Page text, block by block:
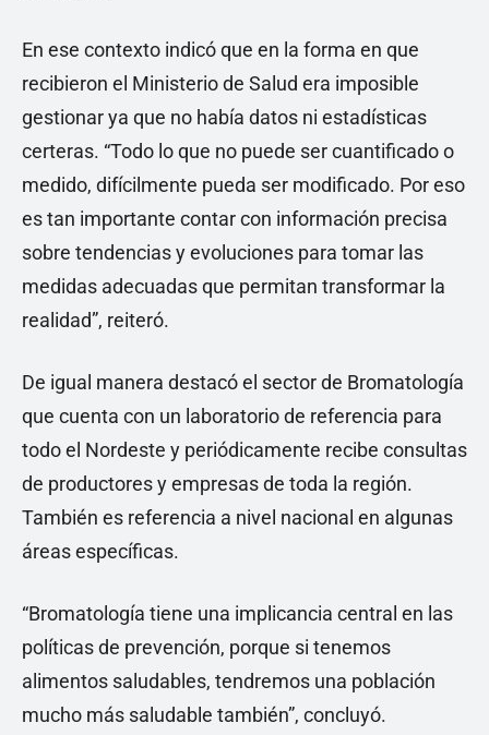
En ese contexto indicó que en la forma en que
recibieron el Ministerio de Salud era imposible
gestionar ya que no había datos ni estadísticas
certeras. “Todo lo que no puede ser cuantificado o
medido, difícilmente pueda ser modificado. Por eso
es tan importante contar con información precisa
sobre tendencias y evoluciones para tomar las
medidas adecuadas que permitan transformar la
realidad”, reiteró.
De igual manera destacó el sector de Bromatología
que cuenta con un laboratorio de referencia para
todo el Nordeste y periódicamente recibe consultas
de productores y empresas de toda la región.
También es referencia a nivel nacional en algunas
áreas específicas.
“Bromatología tiene una implicancia central en las
políticas de prevención, porque si tenemos
alimentos saludables, tendremos una población
mucho más saludable también”, concluyó.